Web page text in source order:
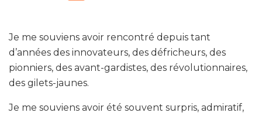
Je me souviens avoir rencontré depuis tant
d’années des innovateurs, des défricheurs, des
pionniers, des avant-gardistes, des révolutionnaires,
des gilets-jaunes.
Je me souviens avoir été souvent surpris, admiratif,